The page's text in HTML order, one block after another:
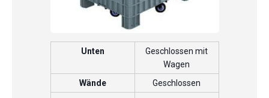
Unten
Geschlossen mit
Wagen
Wände
Geschlossen